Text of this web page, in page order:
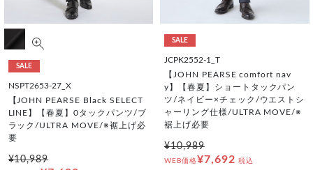
SALE
NSPT2653-27_X
【JOHN PEARSE Black SELECT
LINE】【春夏】0タックパンツ/ブ
ラック/ULTRA MOVE/※裾上げ必
要
¥10,989
SALE
JCPK2552-1_T
【JOHN PEARSE comfort nav
y】【春夏】ショートタックパン
ツ/ネイビー×チェック/ウエストシ
ャーリング仕様/ULTRA MOVE/※
裾上げ必要
¥10,989
WEB価格¥7,692 税込